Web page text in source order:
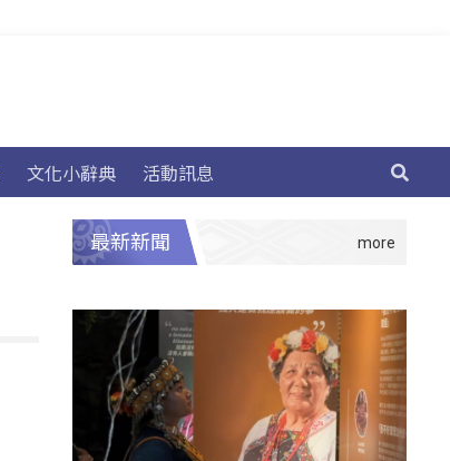
文化小辭典 活動訊息
最新新聞